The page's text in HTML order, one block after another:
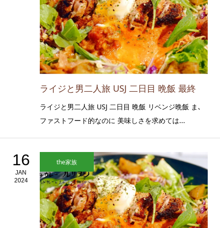
ライジと男二人旅 USJ 二日目 晩飯 最終
ライジと男二人旅 USJ 二日目 晩飯 リベンジ晩飯 ま､
ファストフード的なのに 美味しさを求めては...
16
JAN
2024
the家族